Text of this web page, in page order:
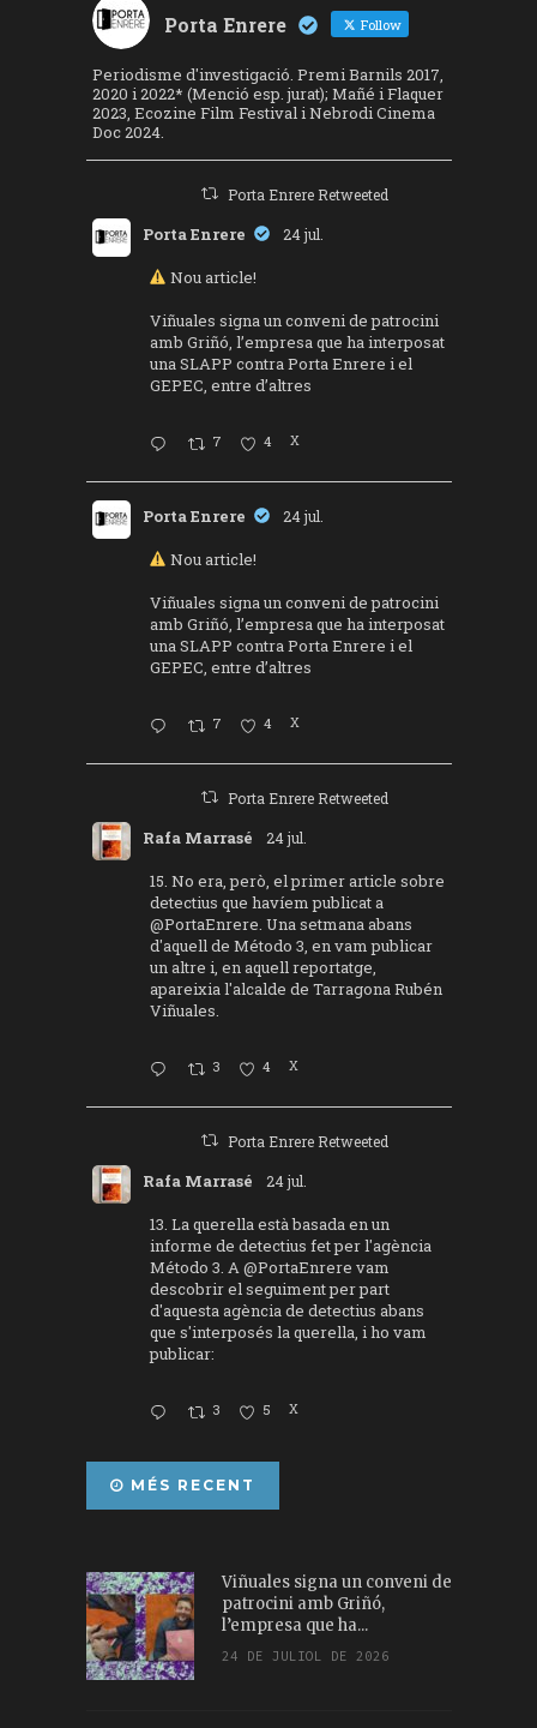
Porta Enrere Follow
Periodisme d'investigació. Premi Barnils 2017,
2020 i 2022* (Menció esp. jurat); Mañé i Flaquer
2023, Ecozine Film Festival i Nebrodi Cinema
Doc 2024.
Porta Enrere Retweeted
Porta Enrere 24 jul.
Nou article!
Viñuales signa un conveni de patrocini
amb Griñó, l’empresa que ha interposat
una SLAPP contra Porta Enrere i el
GEPEC, entre d’altres
7 4 X
Porta Enrere 24 jul.
Nou article!
Viñuales signa un conveni de patrocini
amb Griñó, l’empresa que ha interposat
una SLAPP contra Porta Enrere i el
GEPEC, entre d’altres
7 4 X
Porta Enrere Retweeted
Rafa Marrasé 24 jul.
15. No era, però, el primer article sobre
detectius que havíem publicat a
@PortaEnrere. Una setmana abans
d'aquell de Método 3, en vam publicar
un altre i, en aquell reportatge,
apareixia l'alcalde de Tarragona Rubén
Viñuales.
3 4 X
Porta Enrere Retweeted
Rafa Marrasé 24 jul.
13. La querella està basada en un
informe de detectius fet per l'agència
Método 3. A@PortaEnrere vam
descobrir el seguiment per part
d'aquesta agència de detectius abans
que s'interposés la querella, i ho vam
publicar:
3 5 X
MÉS RECENT
Viñuales signa un conveni de
patrocini amb Griñó,
l’empresa que ha...
24 DE JULIOL DE 2026